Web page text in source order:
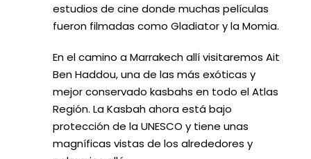
estudios de cine donde muchas películas
fueron filmadas como Gladiator y la Momia.
En el camino a Marrakech allí visitaremos Ait
Ben Haddou, una de las más exóticas y
mejor conservado kasbahs en todo el Atlas
Región. La Kasbah ahora está bajo
protección de la UNESCO y tiene unas
magníficas vistas de los alrededores y